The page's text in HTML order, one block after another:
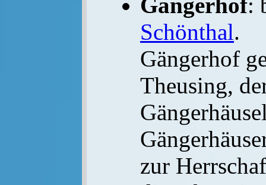
Schönthal.
Gängerhof
Theusing,
zur